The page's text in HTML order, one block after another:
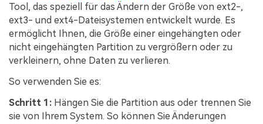
Tool, das speziell für das Ändern der Größe von ext2-,
ext3- und ext4-Dateisystemen entwickelt wurde. Es
ermöglicht Ihnen, die Größe einer eingehängten oder
nicht eingehängten Partition zu vergrößern oder zu
verkleinern, ohne Daten zu verlieren.
So verwenden Sie es:
Schritt 1: Hängen Sie die Partition aus oder trennen Sie
sie von Ihrem System. So können Sie Änderungen